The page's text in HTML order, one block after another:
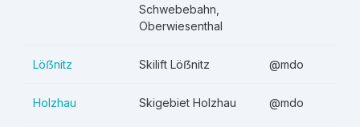
Schwebebahn,
Oberwiesenthal
Löẞnitz Skilift Löẞnitz @mdo
Holzhau Skigebiet Holzhau @mdo